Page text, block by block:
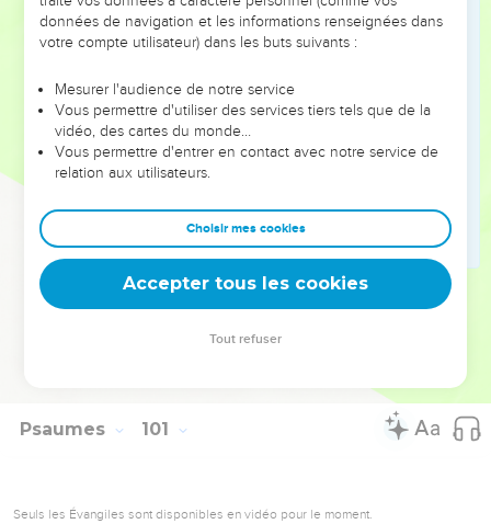
Le roi s'engage devant Dieu à respecter le
Poussez des cris de joie vers l'Éternel, toute la terre !
Servez l'Éternel avec joie, venez devant lui avec des
chants de triomphe.
3 Sachez que l'Éternel est Dieu. C'est lui qui nous a faits, et
ce n'est pas nous ; nous sommes son peuple, et le troupeau
de sa pâture.
Entrez dans ses portes avec des actions de grâces, dans
ses parvis avec des louanges. Célébrez-le, bénissez son
Psaumes 101
Seuls les Évangiles sont disponibles en vidéo pour le moment.
données de navigation et les informations renseignées dans
votre compte utilisateur) dans les buts suivants :
Mesurer l'audience de notre service
Vous permettre d'utiliser des services tiers tels que de la
vidéo, des cartes du monde…
Vous permettre d'entrer en contact avec notre service de
relation aux utilisateurs.
Choisir mes cookies
Accepter tous les cookies
Tout refuser